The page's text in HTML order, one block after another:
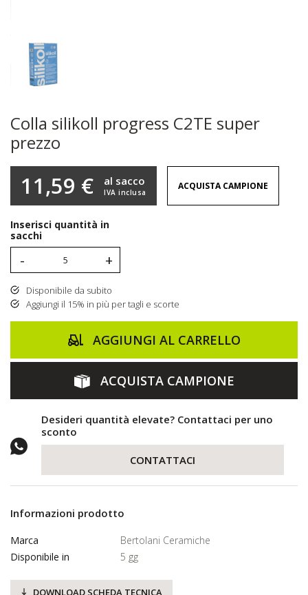
Colla silikoll progress C2TE super
prezzo
11,59 € IVA inclusa
al sacco ACQUISTA CAMPIONE
Inserisci quantità in
sacchi
- +
Disponibile da subito
Aggiungi il 15% in più per tagli e scorte
AGGIUNGI AL CARRELLO
ACQUISTA CAMPIONE
Desideri quantità elevate? Contattaci per uno
sconto
CONTATTACI
Informazioni prodotto
Marca
Bertolani Ceramiche
Disponibile in
5 gg
DOWNLOAD SCHEDA TECNICA